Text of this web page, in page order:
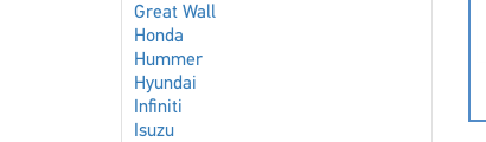
Great Wall
Honda
Hummer
Hyundai
Infiniti
Isuzu